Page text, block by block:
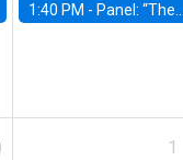
1:40 PM - Panel: “The Economic Burden of Mental Health in Children and Adolescents: Why Expanding Access Matters”
1